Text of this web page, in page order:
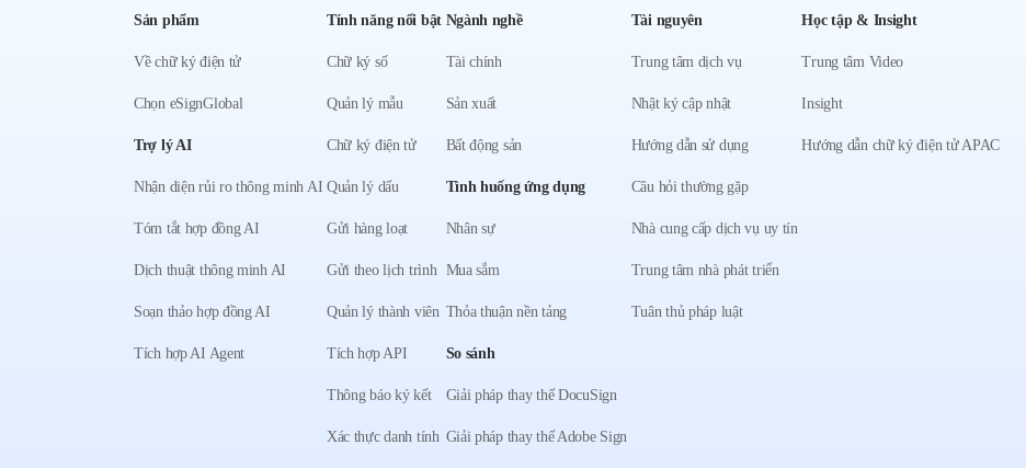
Sản phẩm
Về chữ ký điện tử
Chọn eSignGlobal
Trợ lý AI
Nhận diện rủi ro thông minh AI
Tóm tắt hợp đồng AI
Dịch thuật thông minh AI
Soạn thảo hợp đồng AI
Tích hợp AI Agent
Tính năng nổi bật
Chữ ký số
Quản lý mẫu
Chữ ký điện tử
Quản lý dấu
Gửi hàng loạt
Gửi theo lịch trình
Quản lý thành viên
Tích hợp API
Thông báo ký kết
Xác thực danh tính
Ngành nghề
Tài chính
Sản xuất
Bất động sản
Tình huống ứng dụng
Nhân sự
Mua sắm
Thỏa thuận nền tảng
So sánh
Giải pháp thay thế DocuSign
Giải pháp thay thế Adobe Sign
Tài nguyên
Trung tâm dịch vụ
Nhật ký cập nhật
Hướng dẫn sử dụng
Câu hỏi thường gặp
Nhà cung cấp dịch vụ uy tín
Trung tâm nhà phát triển
Tuân thủ pháp luật
Học tập & Insight
Trung tâm Video
Insight
Hướng dẫn chữ ký điện tử APAC